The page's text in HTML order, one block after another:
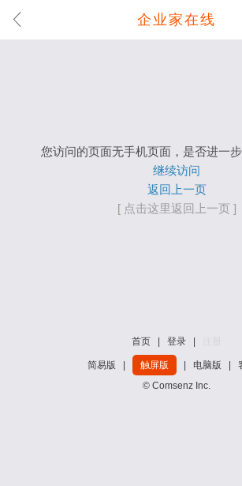
企业家在线
您访问的页面无手机页面，是否进一
继续访问
返回上一页
[ 点击这里返回上一页 ]
首页 登录
简易版 触屏版 电脑版
© Comsenz Inc.